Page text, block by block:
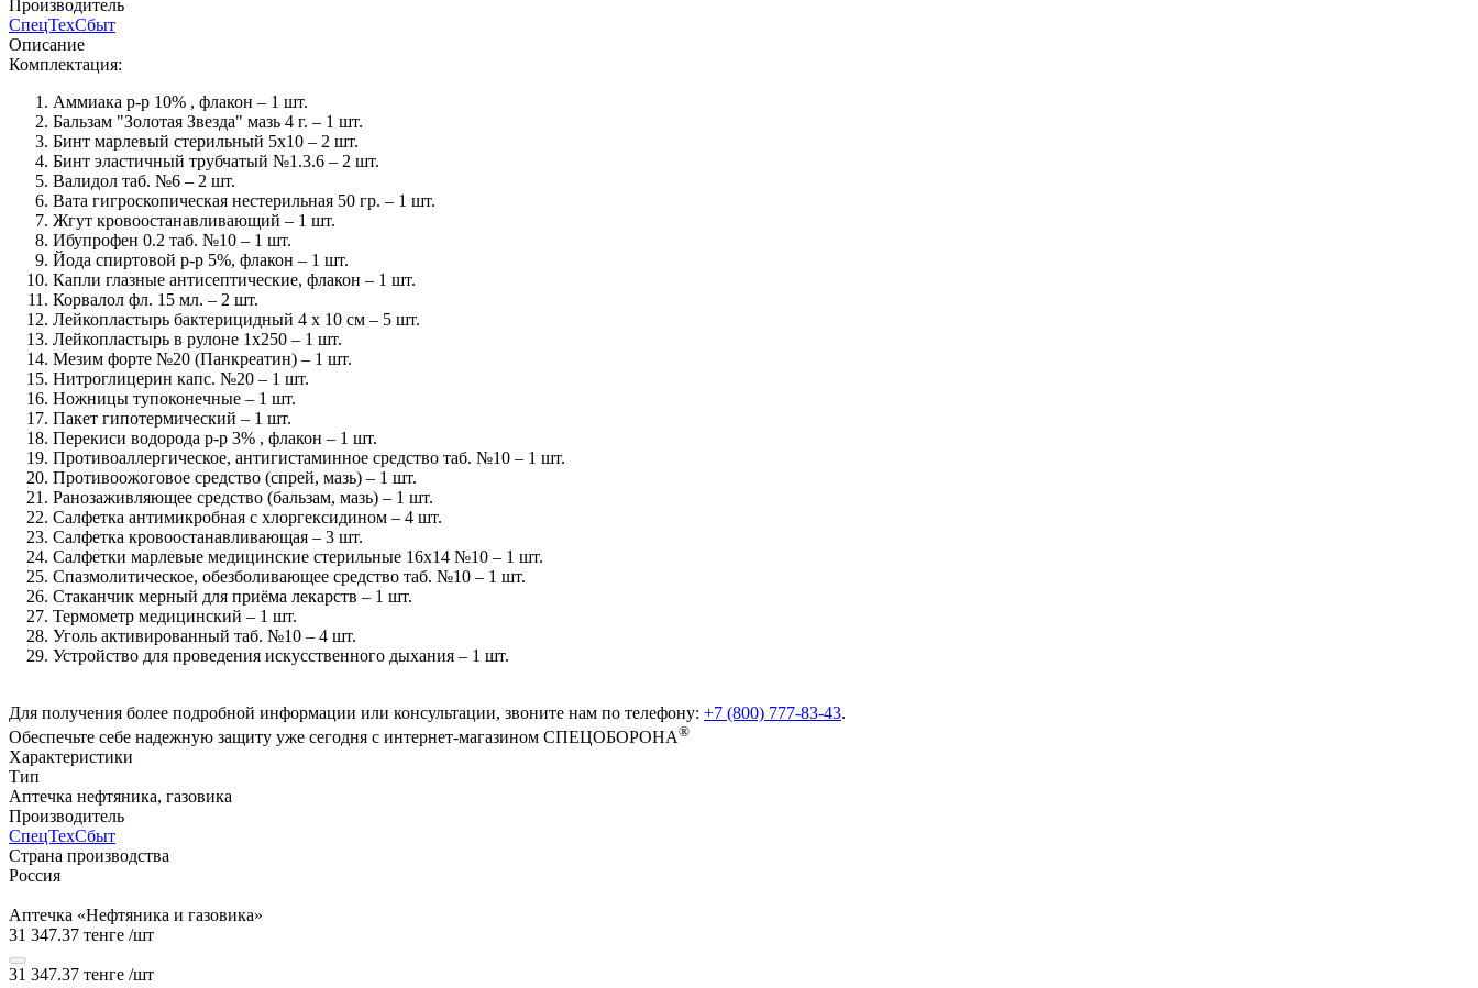
Производитель
СпецТехСбыт
Описание
Комплектация:
Аммиака р-р 10% , флакон – 1 шт.
Бальзам "Золотая Звезда" мазь 4 г. – 1 шт.
Бинт марлевый стерильный 5х10 – 2 шт.
Бинт эластичный трубчатый №1.3.6 – 2 шт.
Валидол таб. №6 – 2 шт.
Вата гигроскопическая нестерильная 50 гр. – 1 шт.
Жгут кровоостанавливающий – 1 шт.
Ибупрофен 0.2 таб. №10 – 1 шт.
Йода спиртовой р-р 5%, флакон – 1 шт.
Капли глазные антисептические, флакон – 1 шт.
Корвалол фл. 15 мл. – 2 шт.
Лейкопластырь бактерицидный 4 х 10 см – 5 шт.
Лейкопластырь в рулоне 1х250 – 1 шт.
Мезим форте №20 (Панкреатин) – 1 шт.
Нитроглицерин капс. №20 – 1 шт.
Ножницы тупоконечные – 1 шт.
Пакет гипотермический – 1 шт.
Перекиси водорода р-р 3% , флакон – 1 шт.
Противоаллергическое, антигистаминное средство таб. №10 – 1 шт.
Противоожоговое средство (спрей, мазь) – 1 шт.
Ранозаживляющее средство (бальзам, мазь) – 1 шт.
Салфетка антимикробная с хлоргексидином – 4 шт.
Салфетка кровоостанавливающая – 3 шт.
Салфетки марлевые медицинские стерильные 16х14 №10 – 1 шт.
Спазмолитическое, обезболивающее средство таб. №10 – 1 шт.
Стаканчик мерный для приёма лекарств – 1 шт.
Термометр медицинский – 1 шт.
Уголь активированный таб. №10 – 4 шт.
Устройство для проведения искусственного дыхания – 1 шт.
Для получения более подробной информации или консультации, звоните нам по телефону: +7 (800) 777-83-43.
Обеспечьте себе надежную защиту уже сегодня с интернет-магазином СПЕЦОБОРОНА®
Характеристики
Тип
Аптечка нефтяника, газовика
Производитель
СпецТехСбыт
Страна производства
Россия
Аптечка «Нефтяника и газовика»
31 347.37 тенге /шт
31 347.37 тенге /шт